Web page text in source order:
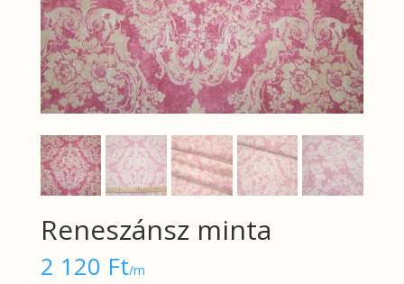
Reneszánsz minta
2 120 Ft/m